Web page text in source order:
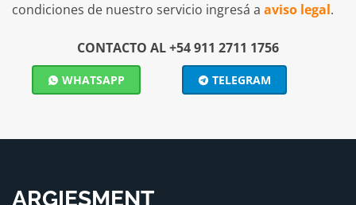
condiciones de nuestro servicio ingresá a aviso legal.
CONTACTO AL +54 911 2711 1756
WHATSAPP TELEGRAM
ARGIESMENT